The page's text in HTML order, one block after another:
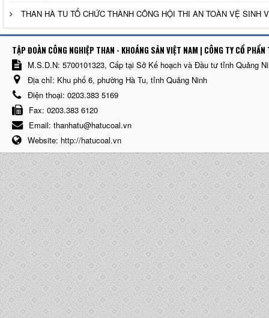
THAN HÀ TU TỔ CHỨC THÀNH CÔNG HỘI THI AN TOÀN VỆ SINH
TẬP ĐOÀN CÔNG NGHIỆP THAN - KHOÁNG SẢN VIỆT NAM | CÔNG TY CỔ
M.S.D.N: 5700101323, Cấp tại Sở Kế hoạch và Đầu tư tỉnh Quảng
Địa chỉ: Khu phố 6, phường Hà Tu, tỉnh Quảng Ninh
Điện thoại: 0203.383 5169
Fax: 0203.383 6120
Email: thanhatu@hatucoal.vn
Website: http://hatucoal.vn